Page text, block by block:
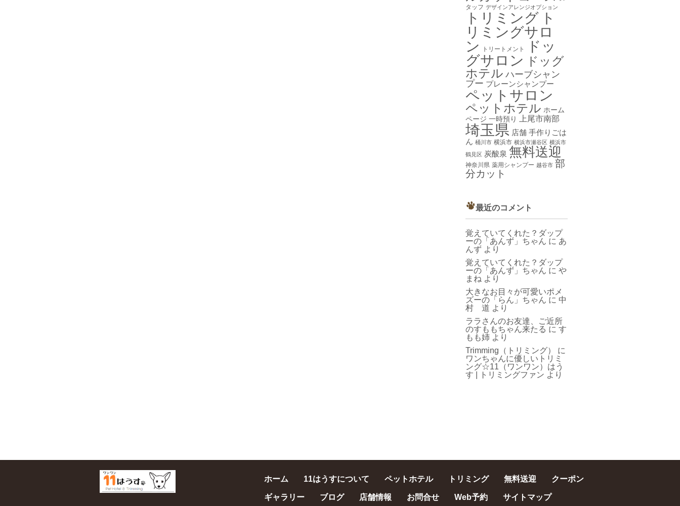
タッフ デザインアレンジオプション
トリミング ト
リミングサロ
ン
トリートメント
ドッ
グサロン ドッグ
ホテル ハーブシャン
プー プレーンシャンプー
ペットサロン
ペットホテル ホーム
ページ 一時預り 上尾市南部
埼玉県 店舗 手作りごは
ん 桶川市 横浜市 横浜市瀬谷区 横浜市
鶴見区 炭酸泉 無料送迎
神奈川県 薬用シャンプー 越谷市 部
分カット
最近のコメント
覚えていてくれた？ダップ
ーの「あんず」ちゃん に あ
んずより
覚えていてくれた？ダップ
ーの「あんず」ちゃん に や
まね より
大きなお目々が可愛いポメ
ズーの「らん」ちゃん に 中
村 道 より
ララさんのお友達、ご近所
のすももちゃん来たる に す
もも姉より
Trimming（トリミング）
に
ワンちゃんに優しいトリミ
ング☆11（ワンワン）はう
す | トリミングファン より
ホーム 11はうすについて ペットホテル トリミング 無料送迎 クーポン
ギャラリー ブログ 店舗情報 お問合せ Web予約 サイトマップ